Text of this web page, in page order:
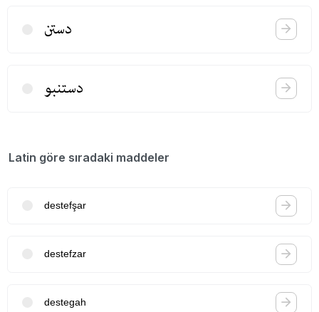
دستن
دستنبو
Latin göre sıradaki maddeler
destefşar
destefzar
destegah